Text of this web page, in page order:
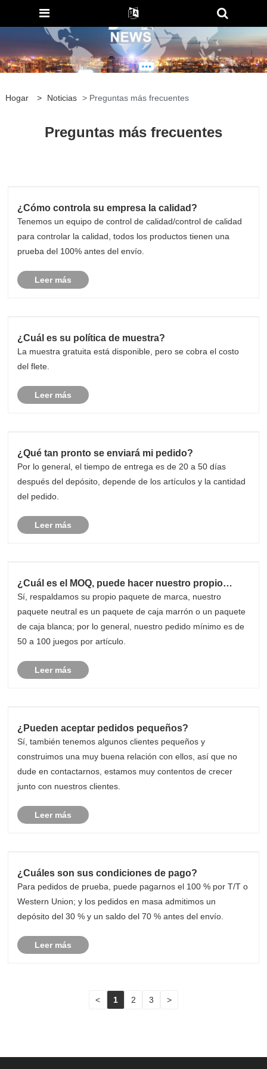
Hogar > Noticias > Preguntas más frecuentes
Preguntas más frecuentes
¿Cómo controla su empresa la calidad?
Tenemos un equipo de control de calidad/control de calidad
para controlar la calidad, todos los productos tienen una
prueba del 100% antes del envío.
Leer más
¿Cuál es su política de muestra?
La muestra gratuita está disponible, pero se cobra el costo
del flete.
Leer más
¿Qué tan pronto se enviará mi pedido?
Por lo general, el tiempo de entrega es de 20 a 50 días
después del depósito, depende de los artículos y la cantidad
del pedido.
Leer más
¿Cuál es el MOQ, puede hacer nuestro propio
paquete de marca?
Sí, respaldamos su propio paquete de marca, nuestro
paquete neutral es un paquete de caja marrón o un paquete
de caja blanca; por lo general, nuestro pedido mínimo es de
50 a 100 juegos por artículo.
Leer más
¿Pueden aceptar pedidos pequeños?
Sí, también tenemos algunos clientes pequeños y
construimos una muy buena relación con ellos, así que no
dude en contactarnos, estamos muy contentos de crecer
junto con nuestros clientes.
Leer más
¿Cuáles son sus condiciones de pago?
Para pedidos de prueba, puede pagarnos el 100 % por T/T o
Western Union; y los pedidos en masa admitimos un
depósito del 30 % y un saldo del 70 % antes del envío.
Leer más
< 1 2 3 >